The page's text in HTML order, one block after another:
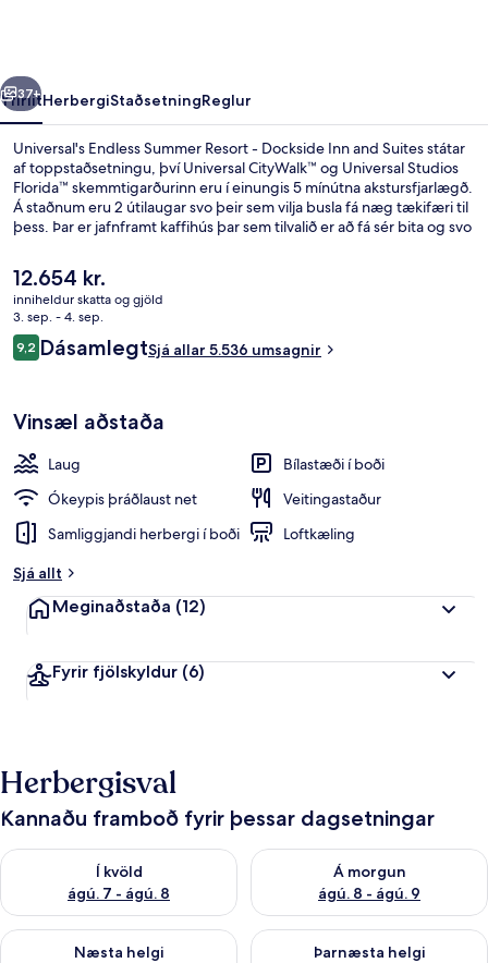
Inn
and
Suites
Næsta
37+
YfirlitHerbergiStaðsetningReglur
Universal's Endless Summer Resort - Dockside Inn and Suites státar
af toppstaðsetningu, því Universal CityWalk™ og Universal Studios
Florida™ skemmtigarðurinn eru í einungis 5 mínútna akstursfjarlægð.
Á staðnum eru 2 útilaugar svo þeir sem vilja busla fá næg tækifæri til
þess. Þar er jafnframt kaffihús þar sem tilvalið er að fá sér bita og svo
börum/setustofum sem standa til boða. Bar við sundlaugarbakkann,
líkamsræktaraðstaða og for-aðgangur að skemmtigarði eru einnig á
staðnum. Meðal þess sem ferðamenn sem hafa heimsótt staðinn eru
sérstaklega ánægðir með eru sundlaugin og hjálpsamt starfsfólk.
Núverandi
verð
er
12.654 kr.
12.654 kr.
inniheldur skatta og gjöld
3. sep. - 4. sep.
Umsagnir
9,29,2 af 10
DásamlegtSjá allar 5.536 umsagnir
Vinsæl aðstaða
Laug
Bílastæði í boði
Ókeypis þráðlaust net
Veitingastaður
Samliggjandi herbergi í boði
Loftkæling
Sjá allt
Meginaðstaða (12)
Fyrir fjölskyldur (6)
Herbergisval
Kannaðu framboð fyrir þessar dagsetningar
Í kvöld
ágú. 7 - ágú. 8
Athuga framboð í kvöld ágú. 7 - ágú. 8
Á morgun
ágú. 8 - ágú. 9
Athuga framboð á morgun
Næsta helgi
Athuga framboð næstu helgi ágú. 7 - ágú. 9
Þarnæsta helgi
Athuga framboð þarnæstu